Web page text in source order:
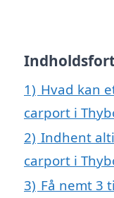
1) Hvad kan
carport i
2) Indhent
carport i
3) Få nemt 3